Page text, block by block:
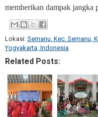
memberikan dampak jangka
Lokasi: Semanu, Kec. Semanu,
Yogyakarta, Indonesia
Related Posts: